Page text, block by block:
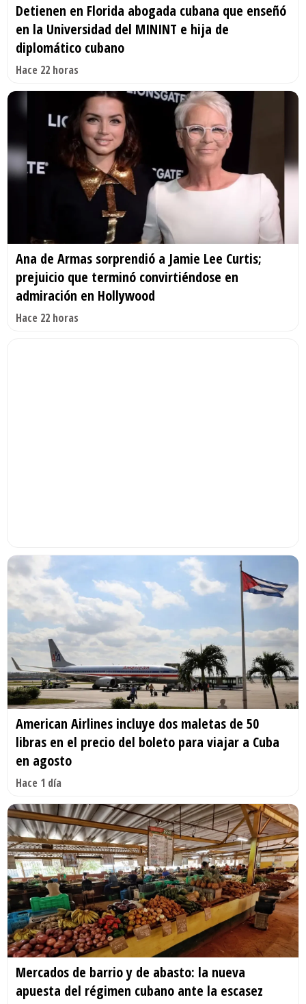
Detienen en Florida abogada cubana que enseñó
en la Universidad del MININT e hija de
diplomático cubano
Hace 22 horas
Ana de Armas sorprendió a Jamie Lee Curtis;
prejuicio que terminó convirtiéndose en
admiración en Hollywood
Hace 22 horas
American Airlines incluye dos maletas de 50
libras en el precio del boleto para viajar a Cuba
en agosto
Hace 1 día
Mercados de barrio y de abasto: la nueva
apuesta del régimen cubano ante la escasez